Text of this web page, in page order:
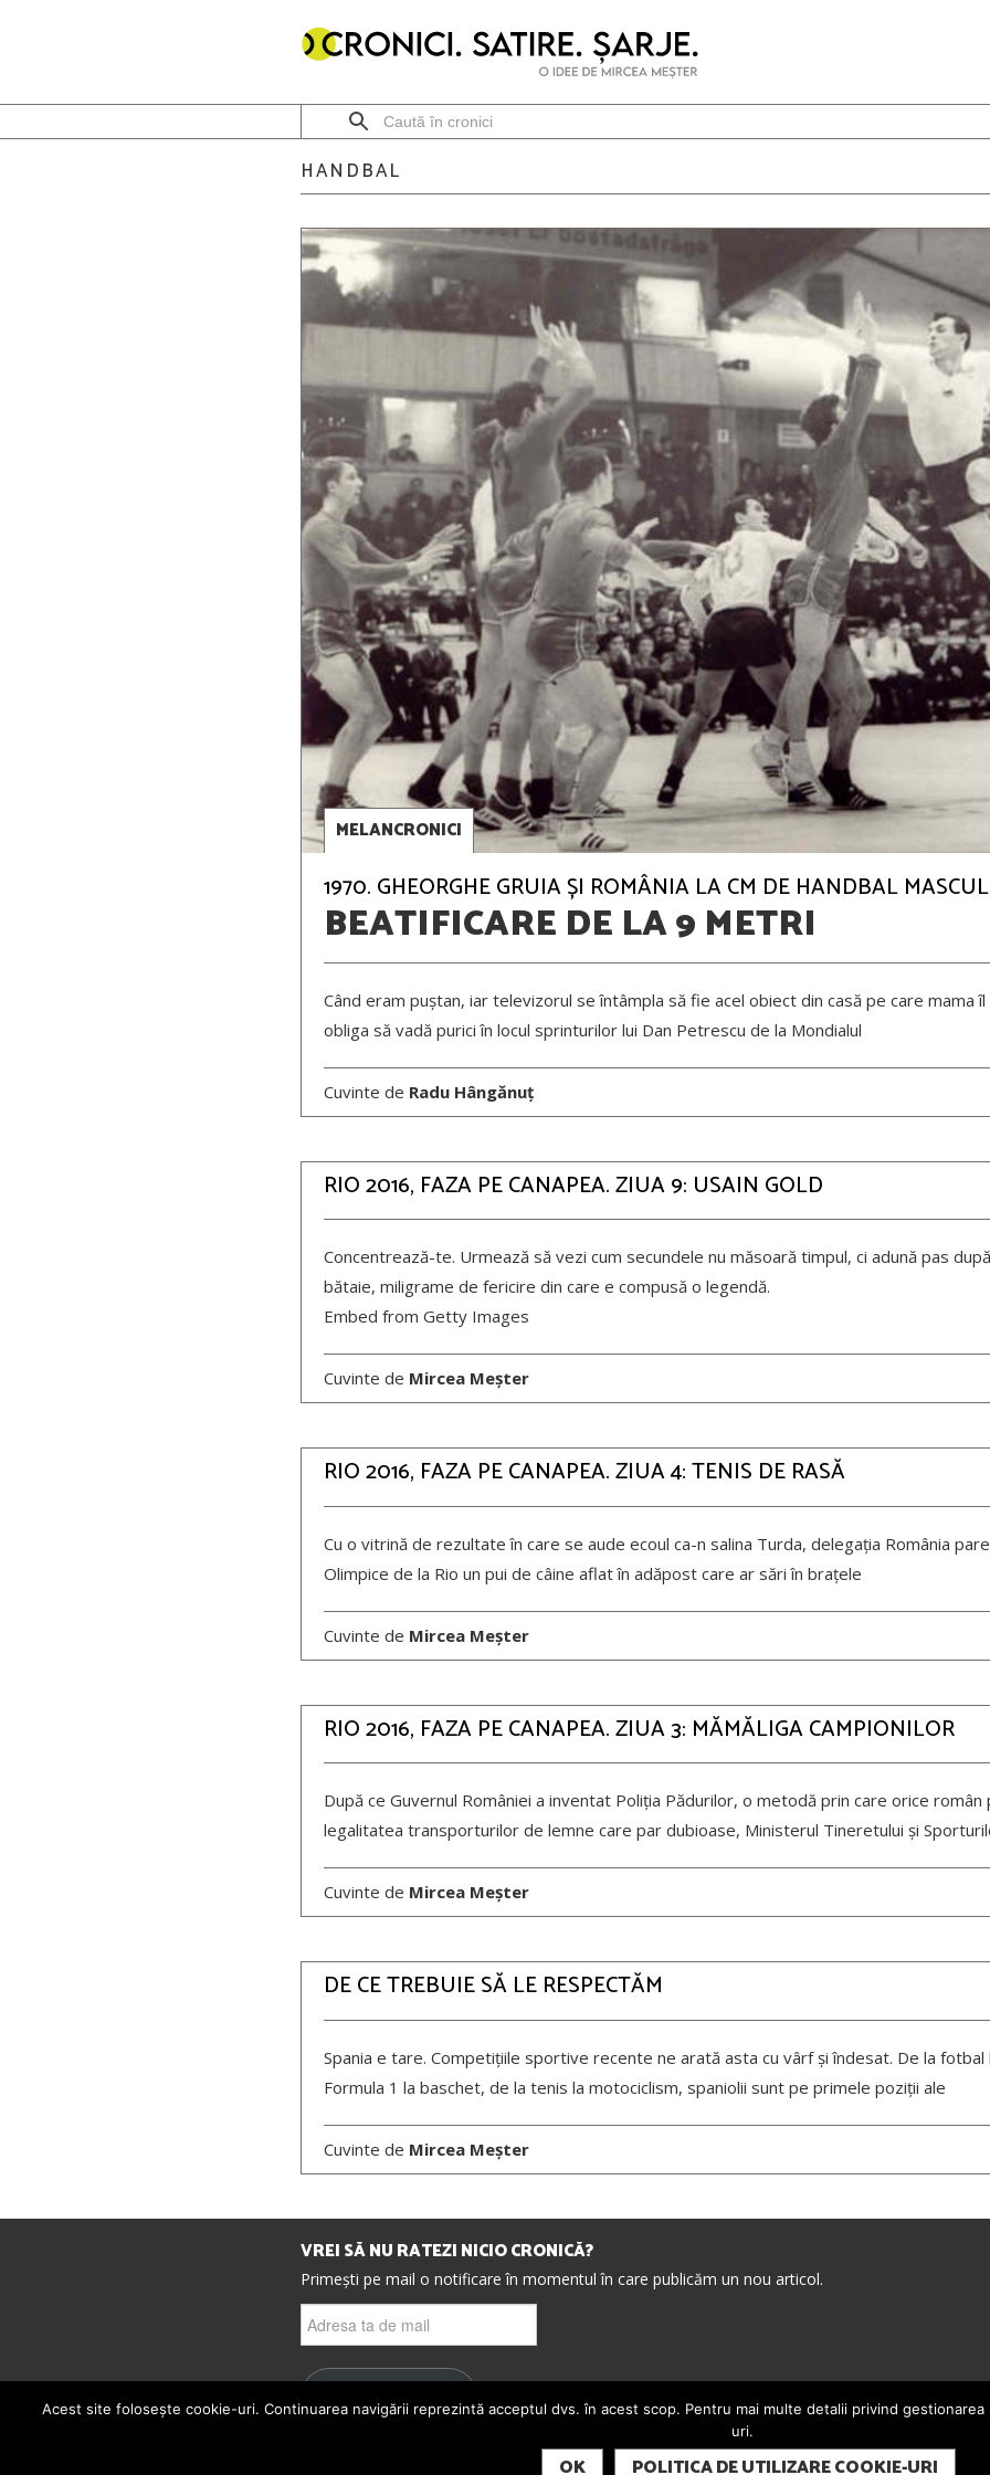
HANDBAL
MELANCRONICI
1970. GHEORGHE GRUIA ȘI ROMÂNIA LA CM DE HANDBAL
BEATIFICARE DE LA 9 METRI
Când eram puștan, iar televizorul se întâmpla să fie acel obiect din casă pe care mama
obliga să vadă purici în locul sprinturilor lui Dan Petrescu de la Mondialul
Cuvinte de Radu Hângănuț
RIO 2016, FAZA PE CANAPEA. ZIUA 9: USAIN GOLD
Concentrează-te. Urmează să vezi cum secundele nu măsoară timpul, ci adună pas
bătaie, miligrame de fericire din care e compusă o legendă.
Embed from Getty Images
Cuvinte de Mircea Meșter
RIO 2016, FAZA PE CANAPEA. ZIUA 4: TENIS DE RASĂ
Cu o vitrină de rezultate în care se aude ecoul ca-n salina Turda, delegația România
Olimpice de la Rio un pui de câine aflat în adăpost care ar sări în brațele
Cuvinte de Mircea Meșter
RIO 2016, FAZA PE CANAPEA. ZIUA 3: MĂMĂLIGA CAMPIONILOR
După ce Guvernul României a inventat Poliția Pădurilor, o metodă prin care orice
legalitatea transporturilor de lemne care par dubioase, Ministerul Tineretului și
Cuvinte de Mircea Meșter
DE CE TREBUIE SĂ LE RESPECTĂM
Spania e tare. Competițiile sportive recente ne arată asta cu vârf și îndesat. De la fotbal
Formula 1 la baschet, de la tenis la motociclism, spaniolii sunt pe primele poziții ale
Cuvinte de Mircea Meșter
VREI SĂ NU RATEZI NICIO CRONICĂ?
Primești pe mail o notificare în momentul în care publicăm un nou articol.
ta
mail
ABONEAZĂ-TE
Acest site folosește cookie-uri. Continuarea navigării reprezintă acceptul dvs. în acest scop. Pentru mai multe detalii privind
uri.
OK POLITICA DE UTILIZARE COOKIE-URI